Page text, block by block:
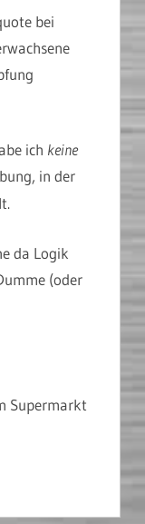
bei
ich keine
in der
da Logik
(oder
Supermarkt